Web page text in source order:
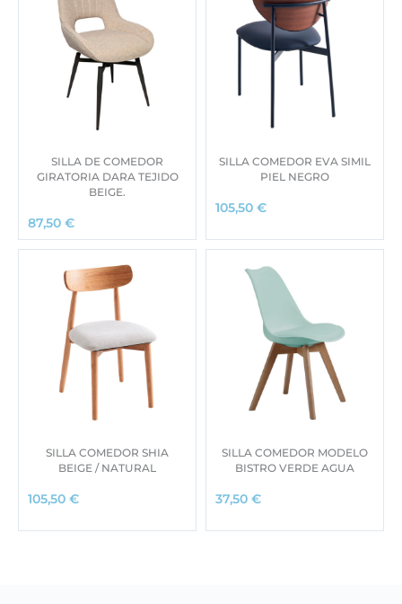
SILLA DE COMEDOR
GIRATORIA DARA TEJIDO
BEIGE.
87,50 €
SILLA COMEDOR EVA SIMIL
PIEL NEGRO
105,50 €
SILLA COMEDOR SHIA
BEIGE / NATURAL
105,50 €
SILLA COMEDOR MODELO
BISTRO VERDE AGUA
37,50 €